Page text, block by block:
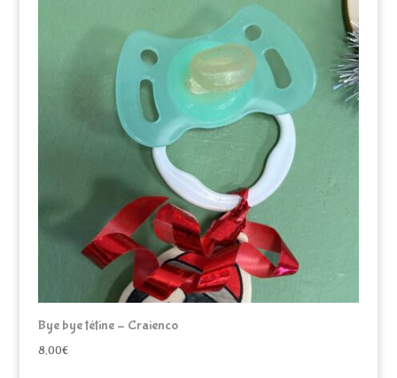
récent
plus
ancien
Bye bye tétine – Craienco
8,00€